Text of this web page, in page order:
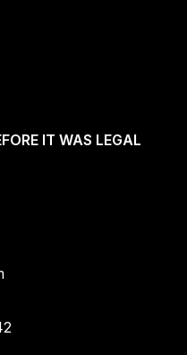
IT WAS LEGAL